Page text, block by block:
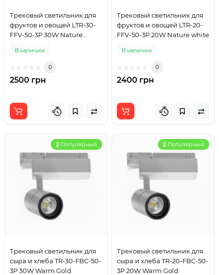
Трековый светильник для
фруктов и овощей LTR-30-
FFV-50-3P 30W Nature
В наличии
0
2500 грн
Трековый светильник для
фруктов и овощей LTR-20-
FFV-50-3P 20W Nature white
В наличии
0
2400 грн
Популярный
Трековый светильник для
сыра и хлеба TR-30-FBC-50-
3P 30W Warm Gold
Популярный
Трековый светильник для
сыра и хлеба TR-20-FBC-50-
3P 20W Warm Gold